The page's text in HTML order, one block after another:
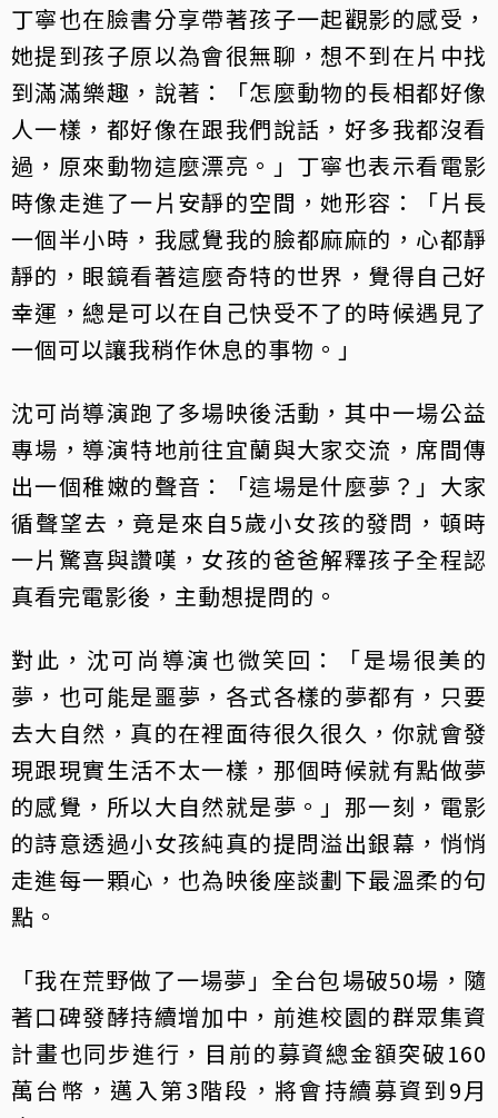
丁寧也在臉書分享帶著孩子一起觀影的感受，
她提到孩子原以為會很無聊，想不到在片中找
到滿滿樂趣，說著：「怎麼動物的長相都好像
人一樣，都好像在跟我們說話，好多我都沒看
過，原來動物這麼漂亮。」丁寧也表示看電影
時像走進了一片安靜的空間，她形容：「片長
一個半小時，我感覺我的臉都麻麻的，心都靜
靜的，眼鏡看著這麼奇特的世界，覺得自己好
幸運，總是可以在自己快受不了的時候遇見了
一個可以讓我稍作休息的事物。」
沈可尚導演跑了多場映後活動，其中一場公益
專場，導演特地前往宜蘭與大家交流，席間傳
出一個稚嫩的聲音：「這場是什麼夢？」大家
循聲望去，竟是來自5歲小女孩的發問，頓時
一片驚喜與讚嘆，女孩的爸爸解釋孩子全程認
真看完電影後，主動想提問的。
對此，沈可尚導演也微笑回：「是場很美的
夢，也可能是噩夢，各式各樣的夢都有，只要
去大自然，真的在裡面待很久很久，你就會發
現跟現實生活不太一樣，那個時候就有點做夢
的感覺，所以大自然就是夢。」那一刻，電影
的詩意透過小女孩純真的提問溢出銀幕，悄悄
走進每一顆心，也為映後座談劃下最溫柔的句
點。
「我在荒野做了一場夢」全台包場破50場，隨
著口碑發酵持續增加中，前進校園的群眾集資
計畫也同步進行，目前的募資總金額突破160
萬台幣，邁入第3階段，將會持續募資到9月